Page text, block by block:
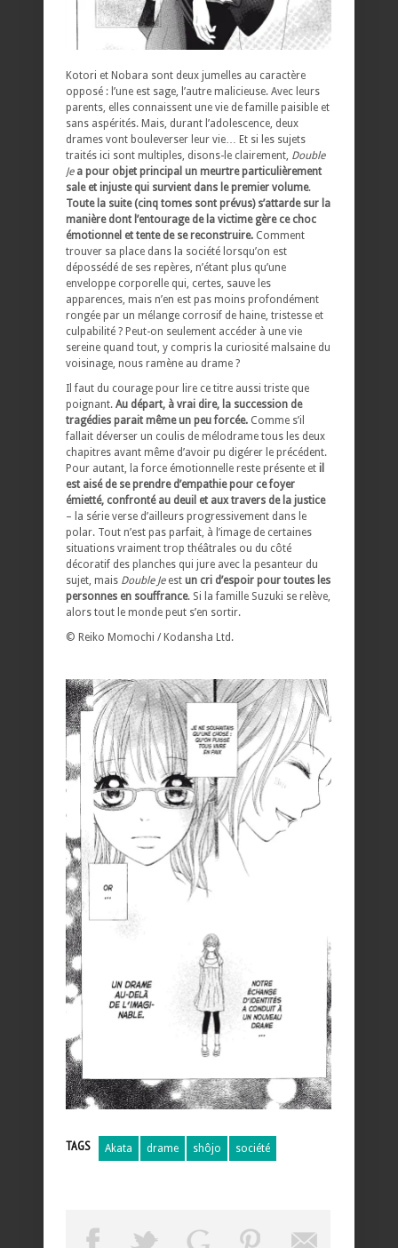
Kotori et Nobara sont deux jumelles au caractère
opposé : l’une est sage, l’autre malicieuse. Avec leurs
parents, elles connaissent une vie de famille paisible et
sans aspérités. Mais, durant l’adolescence, deux
drames vont bouleverser leur vie… Et si les sujets
traités ici sont multiples, disons-le clairement, Double
Je a pour objet principal un meurtre particulièrement
sale et injuste qui survient dans le premier volume.
Toute la suite (cinq tomes sont prévus) s’attarde sur la
manière dont l’entourage de la victime gère ce choc
émotionnel et tente de se reconstruire. Comment
trouver sa place dans la société lorsqu’on est
dépossédé de ses repères, n’étant plus qu’une
enveloppe corporelle qui, certes, sauve les
apparences, mais n’en est pas moins profondément
rongée par un mélange corrosif de haine, tristesse et
culpabilité ? Peut-on seulement accéder à une vie
sereine quand tout, y compris la curiosité malsaine du
voisinage, nous ramène au drame ?
Il faut du courage pour lire ce titre aussi triste que
poignant. Au départ, à vrai dire, la succession de
tragédies parait même un peu forcée. Comme s’il
fallait déverser un coulis de mélodrame tous les deux
chapitres avant même d’avoir pu digérer le précédent.
Pour autant, la force émotionnelle reste présente et il
est aisé de se prendre d’empathie pour ce foyer
émietté, confronté au deuil et aux travers de la justice
– la série verse d’ailleurs progressivement dans le
polar. Tout n’est pas parfait, à l’image de certaines
situations vraiment trop théâtrales ou du côté
décoratif des planches qui jure avec la pesanteur du
sujet, mais Double Jeest un cri d’espoir pour toutes les
personnes en souffrance. Si la famille Suzuki se relève,
alors tout le monde peut s’en sortir.
© Reiko Momochi / Kodansha Ltd.
TAGS Akata drame shôjo société